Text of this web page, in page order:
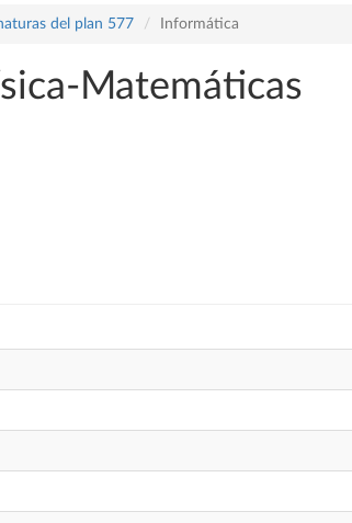
del plan 577 Informática
Matemáticas